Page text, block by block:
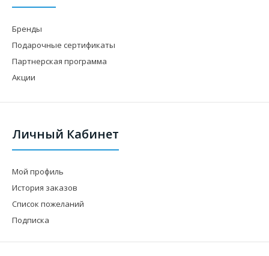
Бренды
Подарочные сертификаты
Партнерская программа
Акции
Личный Кабинет
Мой профиль
История заказов
Список пожеланий
Подписка